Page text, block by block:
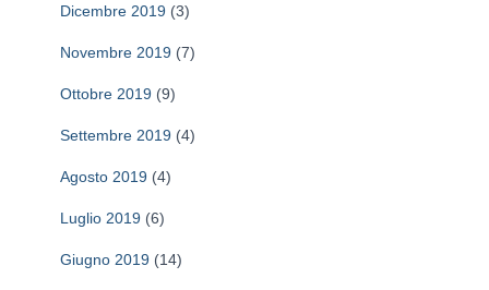
Dicembre 2019 (3)
Novembre 2019 (7)
Ottobre 2019 (9)
Settembre 2019 (4)
Agosto 2019 (4)
Luglio 2019 (6)
Giugno 2019 (14)